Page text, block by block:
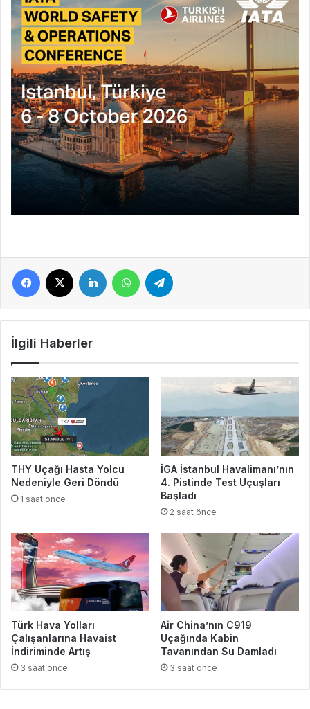
Facebook LinkedIn WhatsApp
İlgili Haberler
THY Uçağı Hasta Yolcu
Nedeniyle Geri Döndü
1 saat önce
İGA İstanbul Havalimanı’nın
4. Pistinde Test Uçuşları
Başladı
2 saat önce
Türk Hava Yolları
Çalışanlarına Havaist
İndiriminde Artış
3 saat önce
Air China’nın C919
Uçağında Kabin
Tavanından Su Damladı
3 saat önce